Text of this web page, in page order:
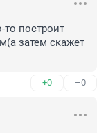
то построит
затем скажет
+0 –0